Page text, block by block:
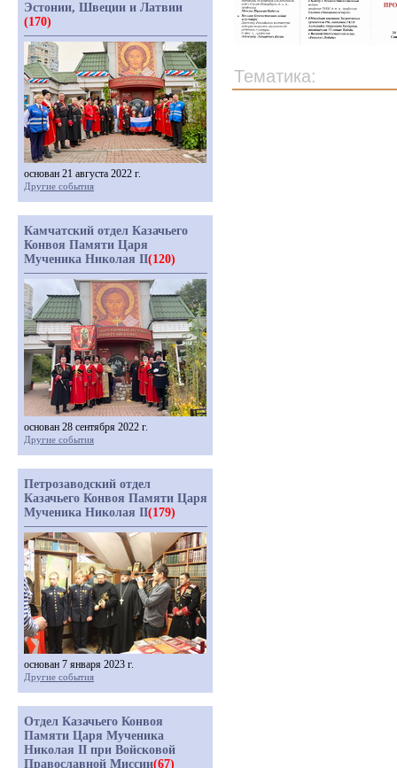
Тематика:
Эстонии, Швеции и Латвии
(170)
основан 21 августа 2022 г.
Другие события
Камчатский отдел Казачьего
Конвоя Памяти Царя
Мученика Николая II(120)
основан 28 сентября 2022 г.
Другие события
Петрозаводский отдел
Казачьего Конвоя Памяти Царя
Мученика Николая II(179)
основан 7 января 2023 г.
Другие события
Отдел Казачьего Конвоя
Памяти Царя Мученика
Николая II при Войсковой
Православной Миссии(67)